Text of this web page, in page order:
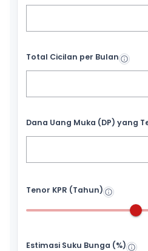
Total Cicilan per Bulan
Dana Uang Muka (DP) yang
Tenor KPR (Tahun)
Estimasi Suku Bunga (%)